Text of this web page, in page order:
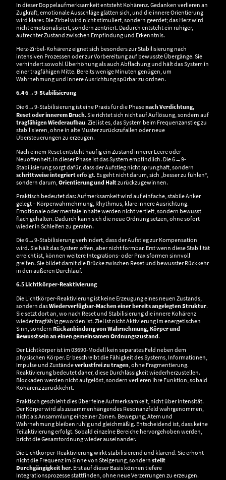
In dieser Doppelaufmerksamkeit entsteht Kohärenz. Gedanken verlieren an
Zugkraft, emotionale Ausschläge glätten sich, und die innere Orientierung
wird klarer. Die Zirbel wird nicht stimuliert, sondern geerdet; das Herz wird
nicht emotionalisiert, sondern zentriert. Dadurch entsteht ein ruhiger,
aufrechter Zustand zwischen Empfindung und Erkenntnis.
Herz-Zirbel-Kohärenz eignet sich besonders zur Stabilisierung nach
intensiven Prozessen oder zur Vorbereitung auf bewusste Übergänge. Sie
verhindert sowohl Überhöhung als auch Abflachung und hält das System in
einer tragfähigen Mitte. Bereits wenige Minuten genügen, um
Wahrnehmung und innere Ausrichtung spürbar zu ordnen.
6.4 6→9-Stabilisierung
Die 6→9-Stabilisierung ist eine Praxis für die Phasenach Verdichtung,
Reset oder innerem Bruch. Sie richtet sich nicht auf Auflösung, sondern auf
tragfähigen Wiederaufbau. Ziel ist es, das System beim Frequenzanstieg zu
stabilisieren, ohne in alte Muster zurückzufallen oder neue
Übersteuerungen zu erzeugen.
Nach einem Reset entsteht häufig ein Zustand innerer Leere oder
Neuoffenheit. In dieser Phase ist das System empfindlich. Die 6→9-
Stabilisierung sorgt dafür, dass der Aufstieg nicht sprunghaft, sondern
schrittweise integrierterfolgt. Es geht nicht darum, sich „besser zu fühlen“,
sondern darum, Orientierung und Haltzurückzugewinnen.
Praktisch bedeutet das: Aufmerksamkeit wird auf einfache, stabile Anker
gelegt – Körperwahrnehmung, Rhythmus, klare innere Ausrichtung.
Emotionale oder mentale Inhalte werden nicht vertieft, sondern bewusst
flach gehalten. Dadurch kann sich die neue Ordnung setzen, ohne sofort
wieder in Schleifen zu geraten.
Die 6→9-Stabilisierung verhindert, dass der Aufstieg zur Kompensation
wird. Sie hält das System offen, aber nicht formbar. Erst wenn diese Stabilität
erreicht ist, können weitere Integrations- oder Praxisformen sinnvoll
greifen. Sie bildet damit die Brücke zwischen Reset und bewusster Rückkehr
in den äußeren Durchlauf.
6.5 Lichtkörper-Reaktivierung
Die Lichtkörper-Reaktivierung ist keine Erzeugung eines neuen Zustands,
sondern dasWiederverfügbar-Machen einer bereits angelegten Struktur.
Sie setzt dort an, wo nach Reset und Stabilisierung die innere Kohärenz
wieder tragfähig geworden ist. Ziel ist nicht Aktivierung im energetischen
Sinn, sondern Rückanbindung von Wahrnehmung, Körper und
Bewusstsein an einen gemeinsamen Ordnungszustand.
Der Lichtkörper ist im 03690-Modell kein separates Feld neben dem
physischen Körper. Er beschreibt die Fähigkeit des Systems, Informationen,
Impulse und Zuständeverlustfrei zu tragen , ohne Fragmentierung.
Reaktivierung bedeutet daher, diese Durchlässigkeit wiederherzustellen.
Blockaden werden nicht aufgelöst, sondern verlieren ihre Funktion, sobald
Kohärenz zurückkehrt.
Praktisch geschieht dies über feine Aufmerksamkeit, nicht über Intensität.
Der Körper wird als zusammenhängendes Resonanzfeld wahrgenommen,
nicht als Ansammlung einzelner Zonen. Bewegung, Atem und
Wahrnehmung bleiben ruhig und gleichmäßig. Entscheidend ist, dass keine
Teilaktivierung erfolgt. Sobald einzelne Bereiche hervorgehoben werden,
bricht die Gesamtordnung wieder auseinander.
Die Lichtkörper-Reaktivierung wirkt stabilisierend und klärend. Sie erhöht
nicht die Frequenz im Sinne von Steigerung, sondern stellt
Durchgängigkeit her. Erst auf dieser Basis können tiefere
Integrationsprozesse stattfinden, ohne neue Verzerrungen zu erzeugen.